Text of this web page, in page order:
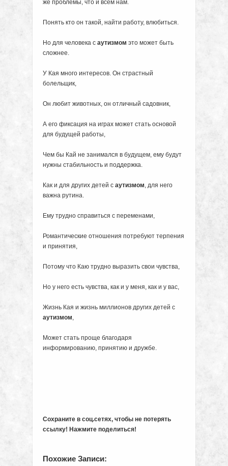
же проблемы, что и всем нам.
Понять кто он такой, найти работу, влюбиться.
Но для человека с аутизмом это может быть
сложнее.
У Кая много интересов. Он страстный
болельщик,
Он любит животных, он отличный садовник,
А его фиксация на играх может стать основой
для будущей работы,
Чем бы Кай не занимался в будущем, ему будут
нужны стабильность и поддержка.
Как и для других детей с аутизмом, для него
важна рутина.
Ему трудно справиться с переменами,
Романтические отношения потребуют терпения
и принятия,
Потому что Каю трудно выразить свои чувства,
Но у него есть чувства, как и у меня, как и у вас,
Жизнь Кая и жизнь миллионов других детей с
аутизмом,
Может стать проще благодаря
информированию, принятию и дружбе.
Сохраните в соц.сетях, чтобы не потерять
ссылку! Нажмите поделиться!
Похожие Записи: